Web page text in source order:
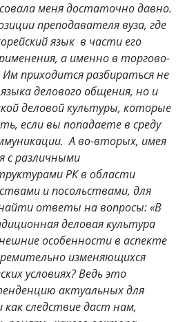
меня достаточно давно.
преподавателя вуза, где
язык в части его
а именно в торгово-
Им приходится разбираться не
делового общения, но и
деловой культуры, которые
если вы попадаете в среду
А во-вторых, имея
с различными
РК в области
и посольствами, для
ответы на вопросы: «В
деловая культура
особенности в аспекте
изменяющихся
условиях? Ведь это
актуальных для
следствие даст нам,